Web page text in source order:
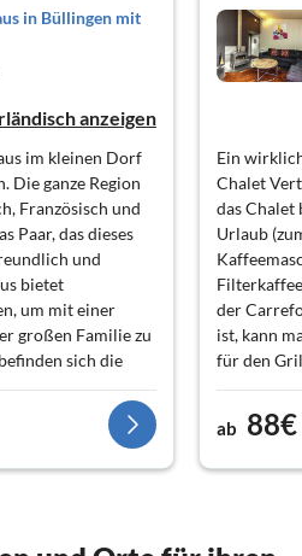
in Büllingen mit
anzeigen
im kleinen Dorf
Die ganze Region
Französisch und
Paar, das dieses
und
bietet
um mit einer
großen Familie zu
sich die
Küche steht auch
kann die
Ein
Chalet
das Chalet
Urlaub
der
ist, kann
für den
befindet
auch zu
ab 88€